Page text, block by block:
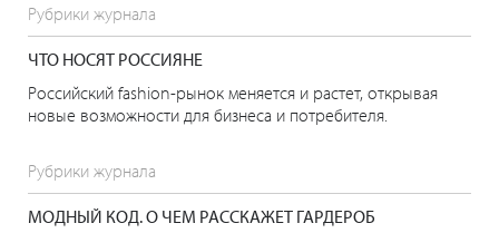
Рубрики журнала
ЧТО НОСЯТ РОССИЯНЕ
Российский fashion-рынок меняется и растет, открывая
новые возможности для бизнеса и потребителя.
Рубрики журнала
МОДНЫЙ КОД. О ЧЕМ РАССКАЖЕТ ГАРДЕРОБ